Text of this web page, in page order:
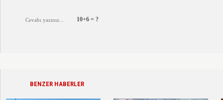
10+6 = ?
BENZER HABERLER